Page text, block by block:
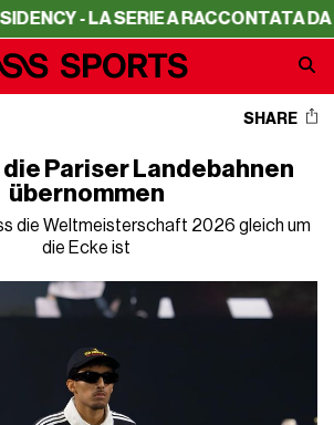
LA SERIE A RACCONTATA DA NSS
SHARE
Pariser Landebahnen
übernommen
die Weltmeisterschaft 2026 gleich um
die Ecke ist